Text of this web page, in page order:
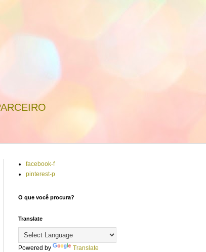
facebook-f
pinterest-p
O que você procura?
Translate
Powered by Translate